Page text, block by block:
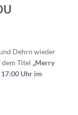
Dehrn wieder
Titel „Merry
17:00 Uhr im